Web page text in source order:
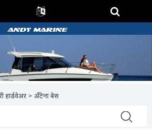
हार्डवेअर> अँटेना बेस